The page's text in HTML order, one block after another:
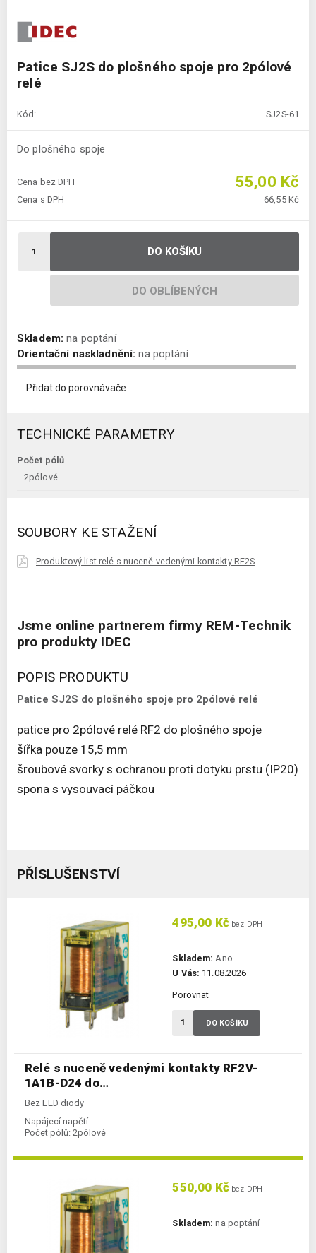
Patice SJ2S do plošného spoje pro 2pólové
relé
Kód: SJ2S-61
Do plošného spoje
Cena bez DPH 55,00 Kč
Cena s DPH 66,55 Kč
DO KOŠÍKU
DO OBLÍBENÝCH
Skladem: na poptání
Orientační naskladnění: na poptání
Přidat do porovnávače
TECHNICKÉ PARAMETRY
Počet pólů
2pólové
SOUBORY KE STAŽENÍ
Produktový list relé s nuceně vedenými kontakty RF2S
Jsme online partnerem firmy REM-Technik
pro produkty IDEC
POPIS PRODUKTU
Patice SJ2S do plošného spoje pro 2pólové relé
patice pro 2pólové relé RF2 do plošného spoje
šířka pouze 15,5 mm
šroubové svorky s ochranou proti dotyku prstu (IP20)
spona s vysouvací páčkou
PŘÍSLUŠENSTVÍ
Relé s nuceně vedenými kontakty RF2V-
1A1B-D24 do…
Bez LED diody
Napájecí napětí:
Počet pólů: 2pólové
495,00 Kč bez DPH
Skladem: Ano
U Vás: 11.08.2026
Porovnat
DO KOŠÍKU
550,00 Kč bez DPH
Skladem: na poptání